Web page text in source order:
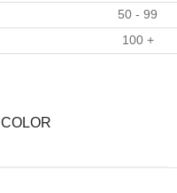
50 - 99
100 +
COLOR